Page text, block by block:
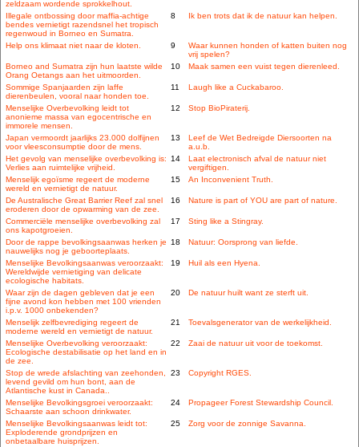
zeldzaam wordende sprokkelhout.
Illegale ontbossing door maffia-achtige
bendes vernietigt razendsnel het tropisch
regenwoud in Borneo en Sumatra.
8 Ik ben trots dat ik de natuur kan helpen.
Help ons klimaat niet naar de kloten. 9
Waar kunnen honden of katten buiten nog
vrij spelen?
Borneo and Sumatra zijn hun laatste wilde
Orang Oetangs aan het uitmoorden.
10 Maak samen een vuist tegen dierenleed.
Sommige Spanjaarden zijn laffe
dierenbeulen, vooral naar honden toe.
11 Laugh like a Cuckabaroo.
Menselijke Overbevolking leidt tot
anonieme massa van egocentrische en
immorele mensen.
12 Stop BioPiraterij.
Japan vermoordt jaarlijks 23.000 dolfijnen
voor vleesconsumptie door de mens.
13
Leef de Wet Bedreigde Diersoorten na
a.u.b.
Het gevolg van menselijke overbevolking is:
Verlies aan ruimtelijke vrijheid.
14
Laat electronisch afval de natuur niet
vergiftigen.
Menselijk egoïsme regeert de moderne
wereld en vernietigt de natuur.
15 An Inconvenient Truth.
De Australische Great Barrier Reef zal snel
eroderen door de opwarming van de zee.
16 Nature is part of YOU are part of nature.
Commerciële menselijke overbevolking zal
ons kapotgroeien.
17 Sting like a Stingray.
Door de rappe bevolkingsaanwas herken je
nauwelijks nog je geboorteplaats.
18 Natuur: Oorsprong van liefde.
Menselijke Bevolkingsaanwas veroorzaakt:
Wereldwijde vernietiging van delicate
ecologische habitats.
19 Huil als een Hyena.
Waar zijn de dagen gebleven dat je een
fijne avond kon hebben met 100 vrienden
i.p.v. 1000 onbekenden?
20 De natuur huilt want ze sterft uit.
Menselijk zelfbevrediging regeert de
moderne wereld en vernietigt de natuur.
21 Toevalsgenerator van de werkelijkheid.
Menselijke Overbevolking veroorzaakt:
Ecologische destabilisatie op het land en in
de zee.
22 Zaai de natuur uit voor de toekomst.
Stop de wrede afslachting van zeehonden,
levend gevild om hun bont, aan de
Atlantische kust in Canada..
23 Copyright RGES.
Menselijke Bevolkingsgroei veroorzaakt:
Schaarste aan schoon drinkwater.
24 Propageer Forest Stewardship Council.
Menselijke Bevolkingsaanwas leidt tot:
Exploderende grondprijzen en
onbetaalbare huisprijzen.
25 Zorg voor de zonnige Savanna.